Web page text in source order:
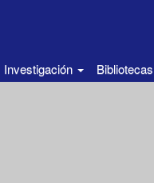
Investigación Bibliotecas